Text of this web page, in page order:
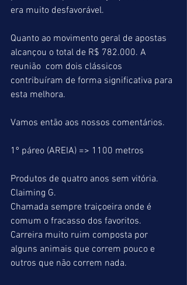
era muito desfavorável.
Quanto ao movimento geral de apostas
alcançou o total de R$ 782.000. A
reunião  com dois clássicos
contribuíram de forma significativa para
esta melhora.
Vamos então aos nossos comentários.
1º páreo (AREIA) => 1100 metros
Produtos de quatro anos sem vitória.
Claiming G.
Chamada sempre traiçoeira onde é
comum o fracasso dos favoritos.
Carreira muito ruim composta por
alguns animais que correm pouco e
outros que não correm nada.